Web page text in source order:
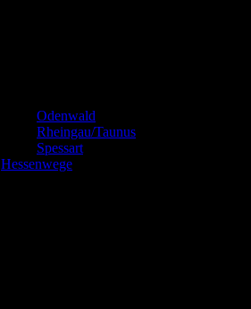
Odenwald
Rheingau/Taunus
Spessart
Hessenwege